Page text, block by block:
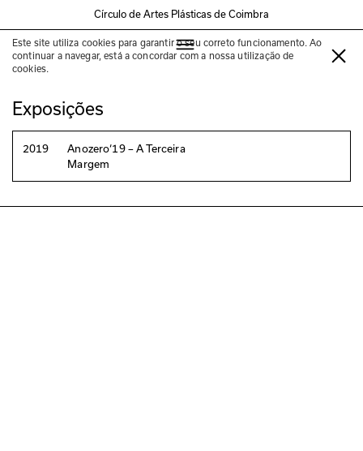
Círculo de Artes Plásticas de Coimbra
Este site utiliza cookies para garantir o seu correto funcionamento. Ao
continuar a navegar, está a concordar com a nossa utilização de
cookies.
Clara Rowland
Exposições
2019
Anozero‘19 – A Terceira
Margem